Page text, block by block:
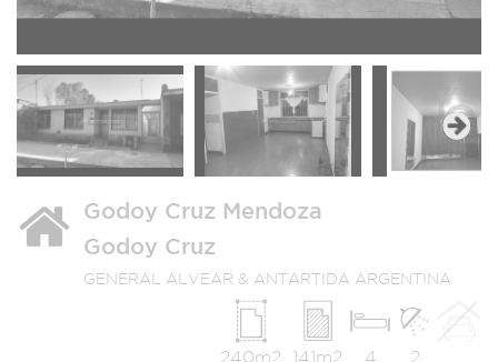
Next
Godoy Cruz Mendoza
Godoy Cruz
GENERAL ALVEAR & ANTARTIDA ARGENTINA
2
4
141m2
240m2